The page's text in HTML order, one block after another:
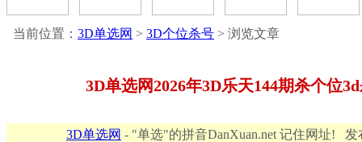
当前位置： 3D单选网 > 3D个位杀号 > 浏览文章
3D单选网2026年3D乐天144期杀个位
3D单选网 - "单选"的拼音DanXuan.net 记住网址! 发